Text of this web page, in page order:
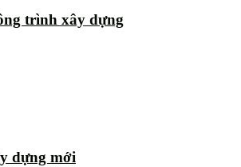
trình xây dựng
dựng mới